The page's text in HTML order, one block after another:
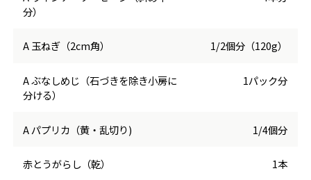
分）
A 玉ねぎ（2cm角） 1/2個分（120g）
A ぶなしめじ（石づきを除き小房に
分ける）
1パック分
A パプリカ（黄・乱切り) 1/4個分
赤とうがらし（乾） 1本